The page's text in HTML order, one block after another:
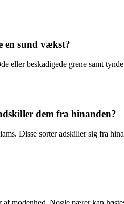
sund vækst?
eller beskadigede grene samt
dem fra hinanden?
Disse sorter adskiller sig fra